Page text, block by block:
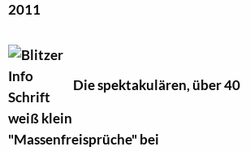
2011
Die spektakulären, über 40
"Massenfreisprüche" bei